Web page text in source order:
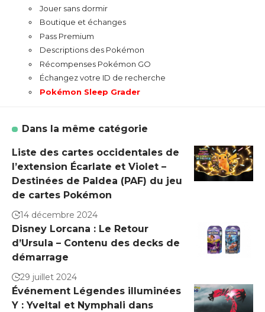
Jouer sans dormir
Boutique et échanges
Pass Premium
Descriptions des Pokémon
Récompenses Pokémon GO
Échangez votre ID de recherche
Pokémon Sleep Grader
Dans la même catégorie
Liste des cartes occidentales de
l’extension Écarlate et Violet –
Destinées de Paldea (PAF) du jeu
de cartes Pokémon
14 décembre 2024
Disney Lorcana : Le Retour
d’Ursula – Contenu des decks de
démarrage
29 juillet 2024
Événement Légendes illuminées
Y : Yveltal et Nymphali dans